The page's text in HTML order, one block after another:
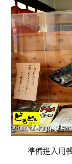
準備進入用